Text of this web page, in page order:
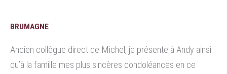
BRUMAGNE
Ancien collègue direct de Michel, je présente à Andy ainsi
qu’à la famille mes plus sincères condoléances en ce